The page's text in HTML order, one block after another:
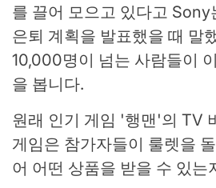
를 끌어 모으고 있다고 Sony
은퇴 계획을 발표했을 때 말
10,000명이 넘는 사람들이
을 봅니다.
원래 인기 게임 '행맨'의 TV
게임은 참가자들이 룰렛을
어 어떤 상품을 받을 수 있는